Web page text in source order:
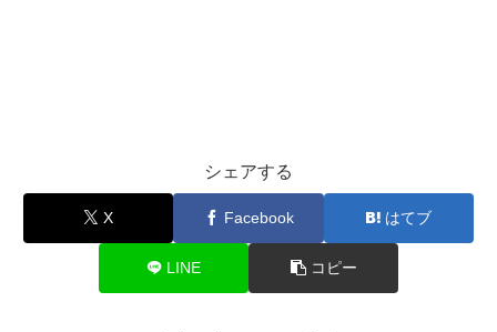
シェアする
X Facebook はてブ
LINE コピー